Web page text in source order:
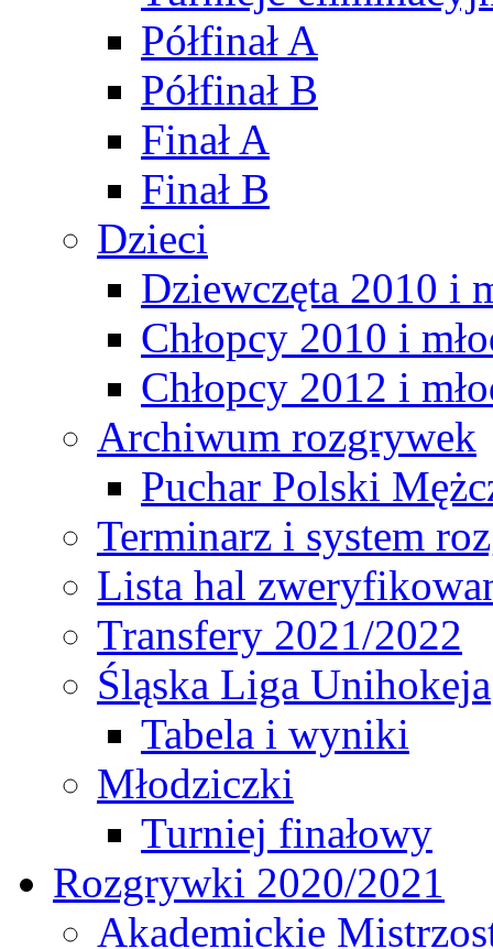
Półfinał A
Półfinał B
Finał A
Finał B
Dzieci
Dziewczęta 2010 i
Chłopcy 2010 i
Chłopcy 2012 i
Archiwum rozgrywek
Puchar Polski
Terminarz i system
Lista hal
Transfery 2021/2022
Śląska Liga Unihokeja
Tabela i wyniki
Młodziczki
Turniej finałowy
Rozgrywki 2020/2021
Akademickie